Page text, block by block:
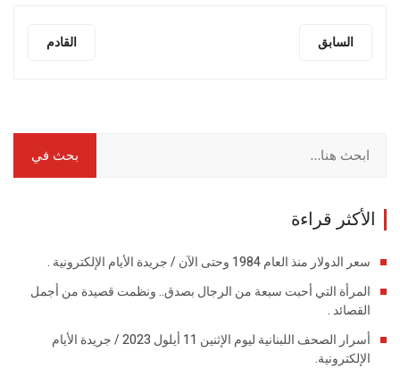
القادم السابق
الأكثر قراءة
سعر الدولار منذ العام 1984 وحتى الآن / جريدة الأيام الإلكترونية .
المرأة التي أحبت سبعة من الرجال بصدق.. ونظمت قصيدة من أجمل
القصائد .
أسرار الصحف اللبنانية ليوم الإثنين 11 أيلول 2023 / جريدة الأيام
الإلكترونية.